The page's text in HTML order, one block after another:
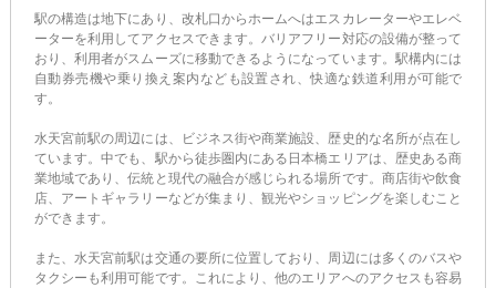
駅の構造は地下にあり、改札口からホームへはエスカレーターやエレベ
ーターを利用してアクセスできます。バリアフリー対応の設備が整って
おり、利用者がスムーズに移動できるようになっています。駅構内には
自動券売機や乗り換え案内なども設置され、快適な鉄道利用が可能で
す。
水天宮前駅の周辺には、ビジネス街や商業施設、歴史的な名所が点在し
ています。中でも、駅から徒歩圏内にある日本橋エリアは、歴史ある商
業地域であり、伝統と現代の融合が感じられる場所です。商店街や飲食
店、アートギャラリーなどが集まり、観光やショッピングを楽しむこと
ができます。
また、水天宮前駅は交通の要所に位置しており、周辺には多くのバスや
タクシーも利用可能です。これにより、他のエリアへのアクセスも容易